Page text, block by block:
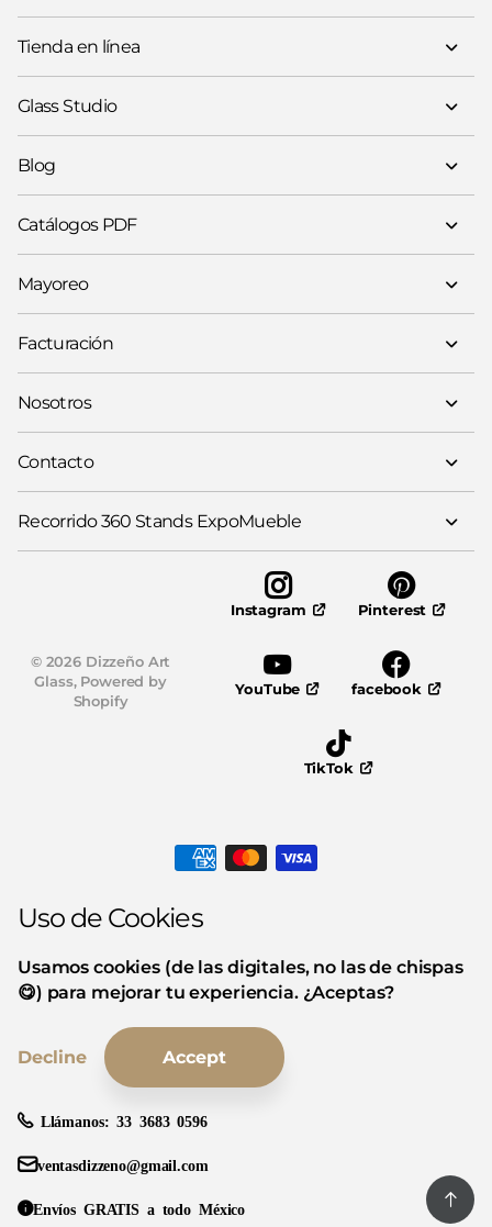
Tienda en línea
Glass Studio
Blog
Catálogos PDF
Mayoreo
Facturación
Nosotros
Contacto
Recorrido 360 Stands ExpoMueble
© 2026Dizzeño Art
Glass, Powered by
Shopify
Instagram Pinterest
YouTube facebook
TikTok
Uso de Cookies
Usamos cookies (de las digitales, no las de chispas
😋) para mejorar tu experiencia. ¿Aceptas?
Decline Accept
Llámanos: 33 3683 0596
ventasdizzeno@gmail.com
Envíos GRATIS a todo México